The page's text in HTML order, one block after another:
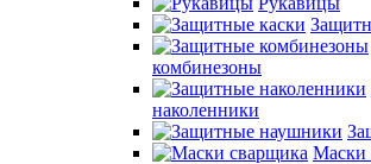
комбинезоны
наколенники
Маски